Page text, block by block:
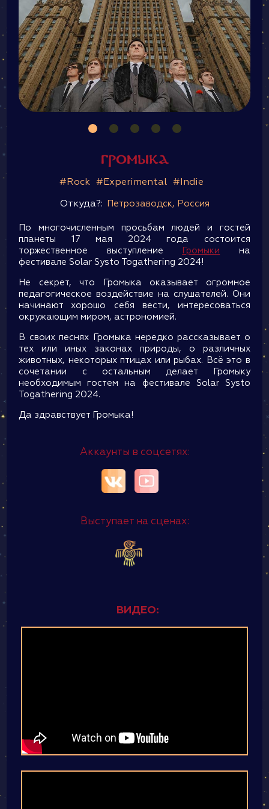
Громыка
#Rock #Experimental #Indie
Откуда?: Петрозаводск, Россия
По многочисленным просьбам людей и гостей
планеты 17 мая 2024 года состоится
торжественное выступление
Громыки на
фестивале Solar Systo Togathering 2024!
Не секрет, что Громыка оказывает огромное
педагогическое воздействие на слушателей. Они
начинают хорошо себя вести, интересоваться
окружающим миром, астрономией.
В своих песнях Громыка нередко рассказывает о
тех или иных законах природы, о различных
животных, некоторых птицах или рыбах. Всё это в
сочетании с остальным делает Громыку
необходимым гостем на фестивале Solar Systo
Togathering 2024.
Да здравствует Громыка!
Аккаунты в соцсетях:
Выступает на сценах:
ВИДЕО: